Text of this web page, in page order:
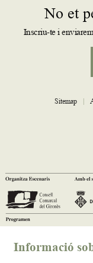
No et
Inscriu-te i
Sitemap |
Informació